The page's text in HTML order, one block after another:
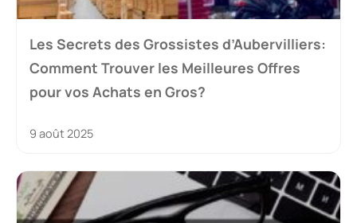
Les Secrets des Grossistes d’Aubervilliers:
Comment Trouver les Meilleures Offres
pour vos Achats en Gros?
9 août 2025